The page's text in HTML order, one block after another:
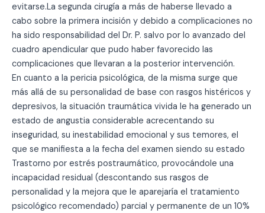
evitarse.La segunda cirugía a más de haberse llevado a
cabo sobre la primera incisión y debido a complicaciones no
ha sido responsabilidad del Dr. P. salvo por lo avanzado del
cuadro apendicular que pudo haber favorecido las
complicaciones que llevaran a la posterior intervención.
En cuanto a la pericia psicológica, de la misma surge que
más allá de su personalidad de base con rasgos histéricos y
depresivos, la situación traumática vivida le ha generado un
estado de angustia considerable acrecentando su
inseguridad, su inestabilidad emocional y sus temores, el
que se manifiesta a la fecha del examen siendo su estado
Trastorno por estrés postraumático, provocándole una
incapacidad residual (descontando sus rasgos de
personalidad y la mejora que le aparejaría el tratamiento
psicológico recomendado) parcial y permanente de un 10%